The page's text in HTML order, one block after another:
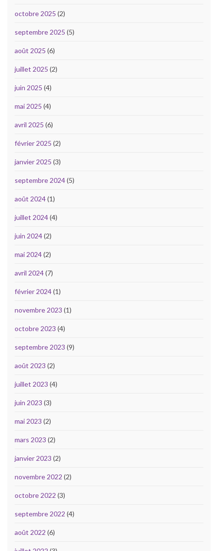
octobre 2025 (2)
septembre 2025 (5)
août 2025 (6)
juillet 2025 (2)
juin 2025 (4)
mai 2025 (4)
avril 2025 (6)
février 2025 (2)
janvier 2025 (3)
septembre 2024(5)
août 2024(1)
juillet 2024(4)
juin 2024(2)
mai 2024(2)
avril 2024(7)
février 2024(1)
novembre 2023 (1)
octobre 2023 (4)
septembre 2023 (9)
août 2023 (2)
juillet 2023 (4)
juin 2023 (3)
mai 2023 (2)
mars 2023 (2)
janvier 2023 (2)
novembre 2022 (2)
octobre 2022 (3)
septembre 2022 (4)
août 2022 (6)